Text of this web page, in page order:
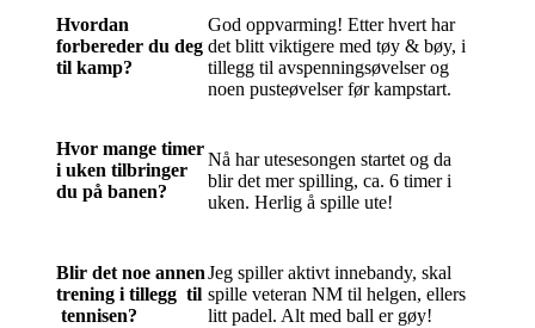
Hvordan
forbereder du deg
til kamp?
God oppvarming! Etter hvert har
det blitt viktigere med tøy & bøy, i
tillegg til avspenningsøvelser og
noen pusteøvelser før kampstart.
Hvor mange timer
i uken tilbringer
du på banen?
Nå har utesesongen startet og da
blir det mer spilling, ca. 6 timer i
uken. Herlig å spille ute!
Blir det noe annen
trening i tillegg til
tennisen?
Jeg spiller aktivt innebandy, skal
spille veteran NM til helgen, ellers
litt padel. Alt med ball er gøy!